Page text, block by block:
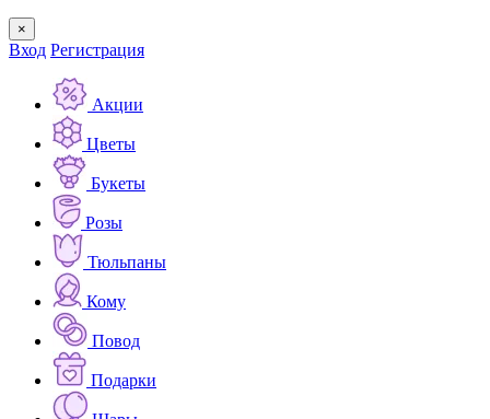
×
Вход Регистрация
Акции
Цветы
Букеты
Розы
Тюльпаны
Кому
Повод
Подарки